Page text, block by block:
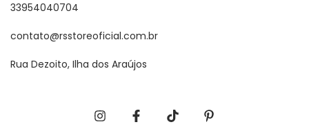
33954040704
contato@rsstoreoficial.com.br
Rua Dezoito, Ilha dos Araújos